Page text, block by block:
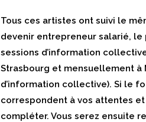
Tous ces artistes ont suivi le
devenir entrepreneur salarié,
sessions d’information
Strasbourg et mensuellement à
d’information collective). Si le
correspondent à vos attentes
compléter. Vous serez ensuite